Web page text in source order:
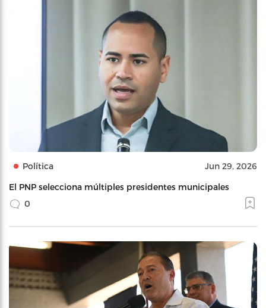
Política Jun 29, 2026
El PNP selecciona múltiples presidentes municipales
0